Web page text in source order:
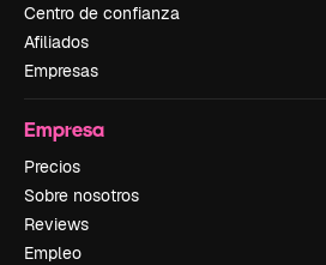
Centro de confianza
Afiliados
Empresas
Empresa
Precios
Sobre nosotros
Reviews
Empleo